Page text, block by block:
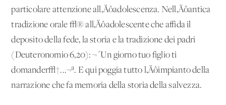
particolare attenzione all‚Äôadolescenza. Nell‚Äôantica
tradizione orale √® all‚Äôadolescente che affida il
deposito della fede, la storia e la tradizione dei padri
(Deuteronomio 6,20): ¬´Un giorno tuo figlio ti
domander√†...¬ª. E qui poggia tutto l‚Äôimpianto della
narrazione che fa memoria della storia della salvezza.